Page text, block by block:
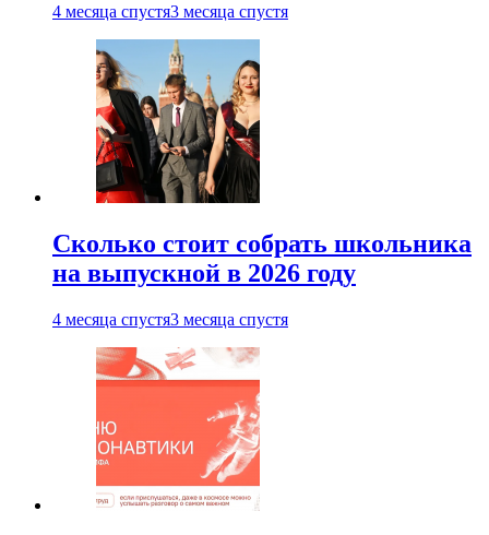
4 месяца спустя3 месяца спустя
Сколько стоит собрать школьника
на выпускной в 2026 году
4 месяца спустя3 месяца спустя